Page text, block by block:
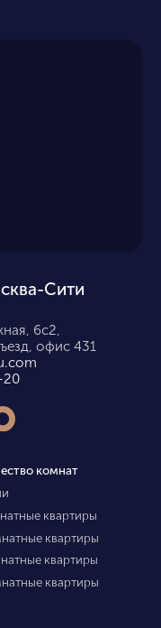
Сити
6с2,
офис 431
20
комнат
квартиры
квартиры
квартиры
квартиры